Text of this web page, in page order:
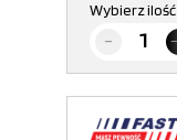
Wybierz ilość